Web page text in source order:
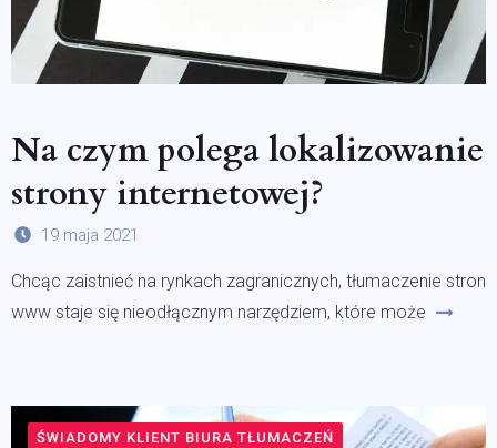
Na czym polega lokalizowanie
strony internetowej?
19 maja 2021
Chcąc zaistnieć na rynkach zagranicznych, tłumaczenie stron
www staje się nieodłącznym narzędziem, które może
ŚWIADOMY KLIENT BIURA TŁUMACZEŃ